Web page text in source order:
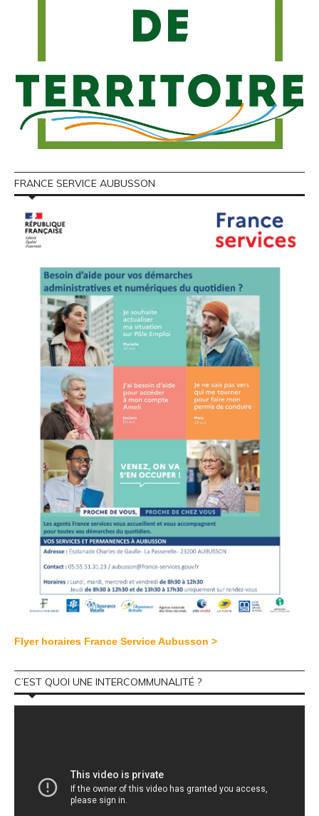
FRANCE SERVICE AUBUSSON
Flyer horaires France Service Aubusson >
C’EST QUOI UNE INTERCOMMUNALITÉ ?